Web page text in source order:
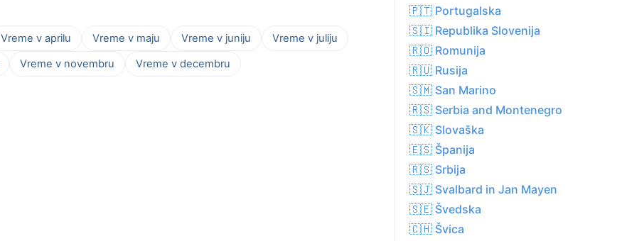
Vreme v aprilu Vreme v maju Vreme v juniju
Vreme v juliju
Vreme v novembru Vreme v decembru
🇵🇹 Portugalska
🇸🇮 Republika Slovenija
🇷🇴 Romunija
🇷🇺 Rusija
🇸🇲 San Marino
🇷🇸 Serbia and Montenegro
🇸🇰 Slovaška
🇪🇸 Španija
🇷🇸 Srbija
🇸🇯 Svalbard in Jan Mayen
🇸🇪 Švedska
🇨🇭 Švica